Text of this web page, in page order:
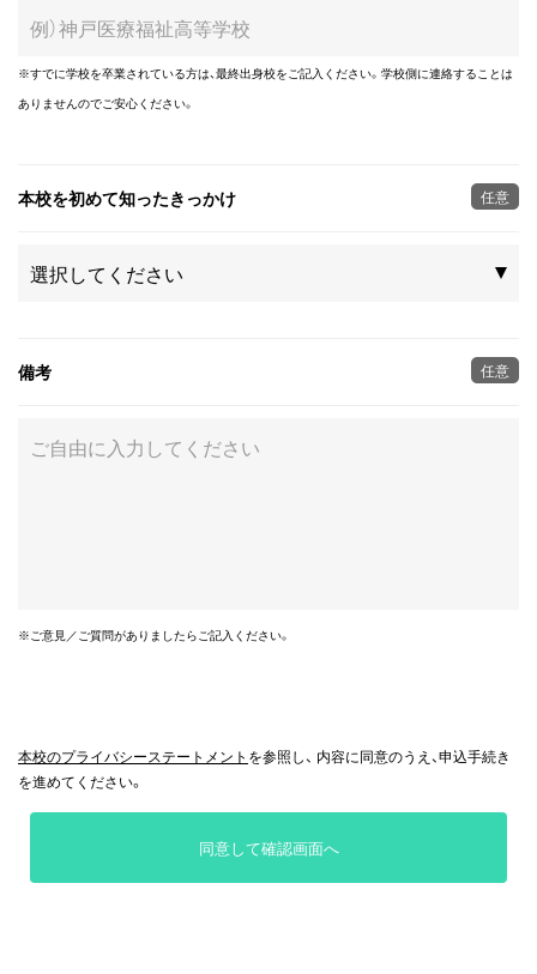
※すでに学校を卒業されている方は、最終出身校をご記入ください。学校側に連絡することは
ありませんのでご安心ください。
本校を初めて知ったきっかけ 任意
備考 任意
※ご意見／ご質問がありましたらご記入ください。
本校のプライバシーステートメント を参照し、 内容に同意のうえ、申込手続き
を進めてください。